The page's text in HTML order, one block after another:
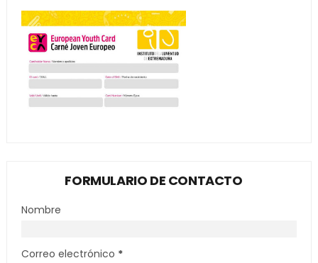
FORMULARIO DE CONTACTO
Nombre
Correo electrónico *